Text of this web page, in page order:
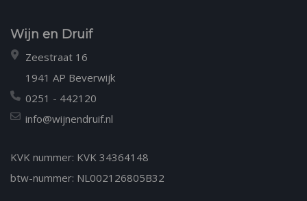
Wijn en Druif
Zeestraat 16
1941 AP Beverwijk
0251 - 442120
info@wijnendruif.nl
KVK nummer: KVK 34364148
btw-nummer: NL002126805B32